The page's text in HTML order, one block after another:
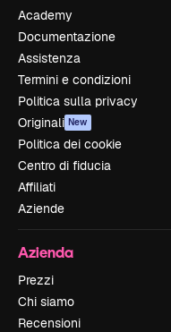
Academy
Documentazione
Assistenza
Termini e condizioni
Politica sulla privacy
Originali New
Politica dei cookie
Centro di fiducia
Affiliati
Aziende
Azienda
Prezzi
Chi siamo
Recensioni